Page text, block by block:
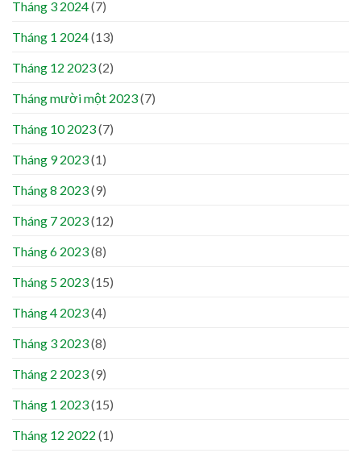
Tháng 3 2024(7)
Tháng 1 2024(13)
Tháng 12 2023(2)
Tháng mười một 2023(7)
Tháng 10 2023(7)
Tháng 9 2023(1)
Tháng 8 2023(9)
Tháng 7 2023(12)
Tháng 6 2023(8)
Tháng 5 2023(15)
Tháng 4 2023(4)
Tháng 3 2023(8)
Tháng 2 2023(9)
Tháng 1 2023(15)
Tháng 12 2022 (1)